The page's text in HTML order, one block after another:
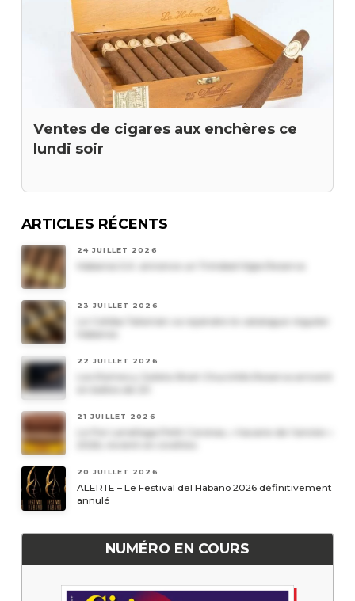
Ventes de cigares aux enchères ce
lundi soir
ARTICLES RÉCENTS
24 JUILLET 2026
Habanos S.A. annonce un Trinidad Vigia Reserva
23 JUILLET 2026
Le Cohiba Talismán va rejoindre le catalogue régulier
Habanos
22 JUILLET 2026
Les Romeo y Julieta Short Churchills Reserva arrivent
21 JUILLET 2026
Le Por Larrañaga Petit Coronas, « havane de l’année »
20 JUILLET 2026
ALERTE – Le Festival del Habano 2026 définitivement
annulé
NUMÉRO EN COURS